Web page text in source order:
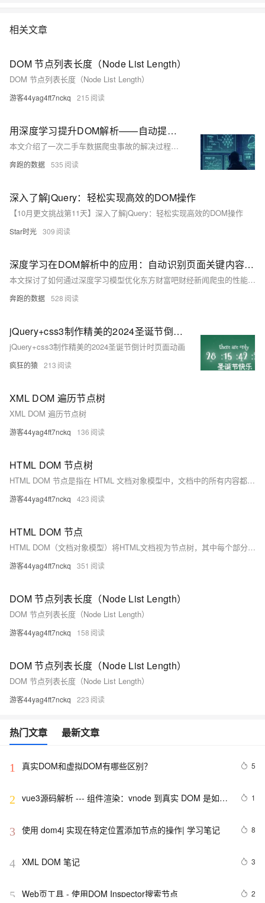
相关文章
DOM 节点列表长度（Node List Length）
DOM 节点列表长度（Node List Length）
游客44yag4ft7nckq 215
用深度学习提升DOM解析——自动提取页面关键区块
本文介绍了一次二手车数据爬虫事故的解决过程，从传统XPath方案失效到结合深度学习语义提取的成功实践。面对懂车帝平台的前端异步渲染和复杂DOM结构，通过Playwright动态渲染、代理IP隐藏身份，以及BERT模型对HTML块级语义识别，实现了稳定高效的字段提取。此方法抗结构变化能力强，适用于复杂网页数据采集，如二手车、新闻等领域。架构演进从静态爬虫到动态爬虫再到语义解析，显著提升效率与稳定性。
奔跑的数据 535
深入了解jQuery：轻松实现高效的DOM操作
【10月更文挑战第11天】深入了解jQuery：轻松实现高效的DOM操作
Star时光 309
深度学习在DOM解析中的应用：自动识别页面关键内容区块
本文探讨了如何通过深度学习模型优化东方财富吧财经新闻爬虫的性能。针对网络请求、DOM解析与模型推理等瓶颈，采用代理复用、批量推理、多线程并发及模型量化等策略，将单页耗时从5秒优化至2秒，提升60%以上。代码示例涵盖代理配置、TFLite模型加载、批量预测及多线程抓取，确保高效稳定运行，为大规模数据采集提供参考。
奔跑的数据 528
jQuery+css3制作精美的2024圣诞节倒计时页面
jQuery+css3制作精美的2024圣诞节倒计时页面动画
疯狂的猿 213
XML DOM 遍历节点树
XML DOM 遍历节点树
游客44yag4ft7nckq 136
HTML DOM 节点树
HTML DOM 节点是指在 HTML 文档对象模型中，文档中的所有内容都被视为节点。整个文档是一个文档节点，每个 HTML 元素是元素节点，元素内的文本是文本节点，属性是属性节点，注释是注释节点。DOM 将文档表示为节点树，节点之间有父子和同胞关系。
游客44yag4ft7nckq 423
HTML DOM 节点
HTML DOM（文档对象模型）将HTML文档视为节点树，其中每个部分都是节点：文档本身是文档节点，HTML元素是元素节点，元素内的文本是文本节点，属性是属性节点，注释是注释节点。节点间存在父子及同胞关系，形成层次结构。
游客44yag4ft7nckq 351
DOM 节点列表长度（Node List Length）
DOM 节点列表长度（Node List Length）
游客44yag4ft7nckq 158
DOM 节点列表长度（Node List Length）
DOM 节点列表长度（Node List Length）
游客44yag4ft7nckq 223
热门文章 最新文章
1 真实DOM和虚拟DOM有哪些区别？ 5
2 vue3源码解析 --- 组件渲染：vnode 到真实 DOM 是如何
1
3 使用 dom4j 实现在特定位置添加节点的操作| 学习笔记 8
4 XML DOM 笔记 3
5 Web页工具 - 使用DOM Inspector搜索节点 2